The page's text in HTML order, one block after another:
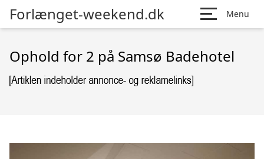
Forlænget-weekend.dk Menu
Ophold for 2 på Samsø Badehotel